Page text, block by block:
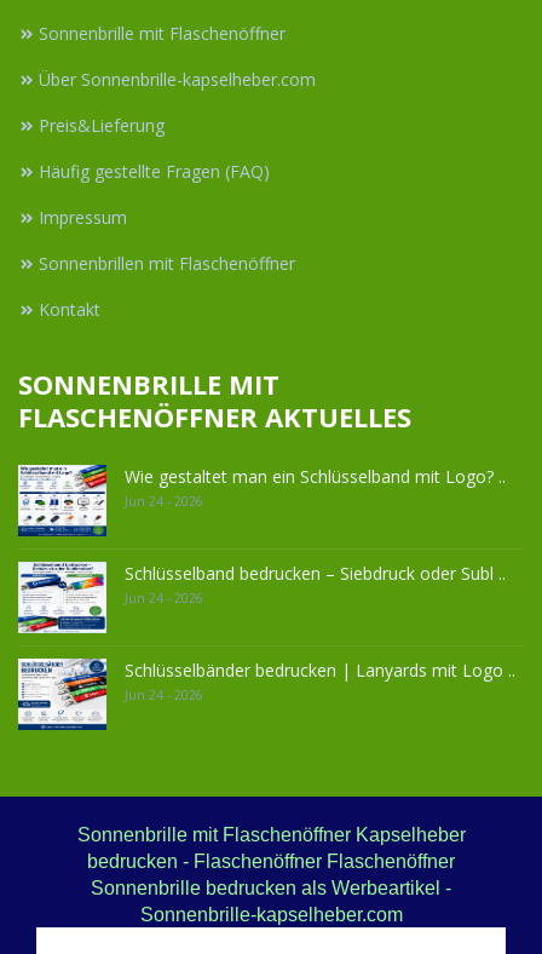
Sonnenbrille mit Flaschenöffner
Über Sonnenbrille-kapselheber.com
Preis&Lieferung
Häufig gestellte Fragen (FAQ)
Impressum
Sonnenbrillen mit Flaschenöffner
Kontakt
SONNENBRILLE MIT
FLASCHENÖFFNER AKTUELLES
Wie gestaltet man ein Schlüsselband mit Logo? ..
Jun 24 - 2026
Schlüsselband bedrucken – Siebdruck oder Subl ..
Jun 24 - 2026
Schlüsselbänder bedrucken | Lanyards mit Logo ..
Jun 24 - 2026
Sonnenbrille mit Flaschenöffner Kapselheber
bedrucken - Flaschenöffner Flaschenöffner
Sonnenbrille bedrucken als Werbeartikel -
Sonnenbrille-kapselheber.com